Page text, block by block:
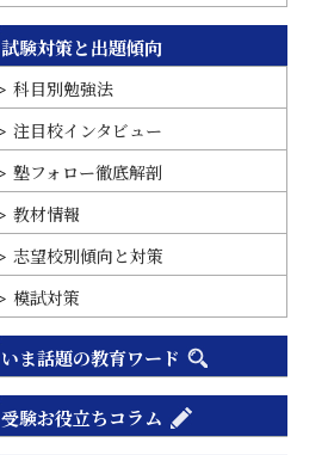
試験対策と出題傾向
科目別勉強法
注目校インタビュー
塾フォロー徹底解剖
教材情報
志望校別傾向と対策
模試対策
いま話題の教育ワード
受験お役立ちコラム